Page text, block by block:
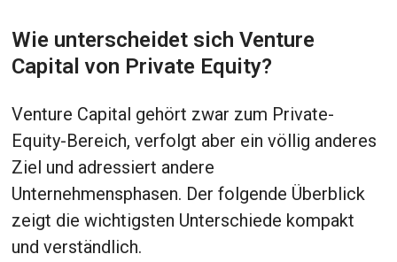
Wie unterscheidet sich Venture
Capital von Private Equity?
Venture Capital gehört zwar zum Private-
Equity-Bereich, verfolgt aber ein völlig anderes
Ziel und adressiert andere
Unternehmensphasen. Der folgende Überblick
zeigt die wichtigsten Unterschiede kompakt
und verständlich.